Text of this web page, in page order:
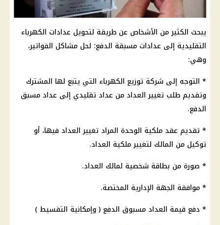
يبحث الكثير من الأشخاص عن طريقة لتحويل عدادات الكهرباء
التقليدية إلى عدادات مسبقة الدفع؛ لحل مشاكل الفواتير،
وهي:
* التوجه إلى شركة توزيع الكهرباء التي يتبع لها المشترك
وتقديم طلب تغيير العداد من عداد تقليدي إلى عداد مسبق
الدفع.
* تقديم عقد ملكية الوحدة المراد تغيير العداد فيها، أو
توكيل من المالك لتغيير ملكية العداد.
* صورة من بطاقة شخصية لمالك العداد.
* موافقة الجهة الإدارية المختصة.
* دفع قيمة العداد مسبوق الدفع ( وإمكانية التقسيط )